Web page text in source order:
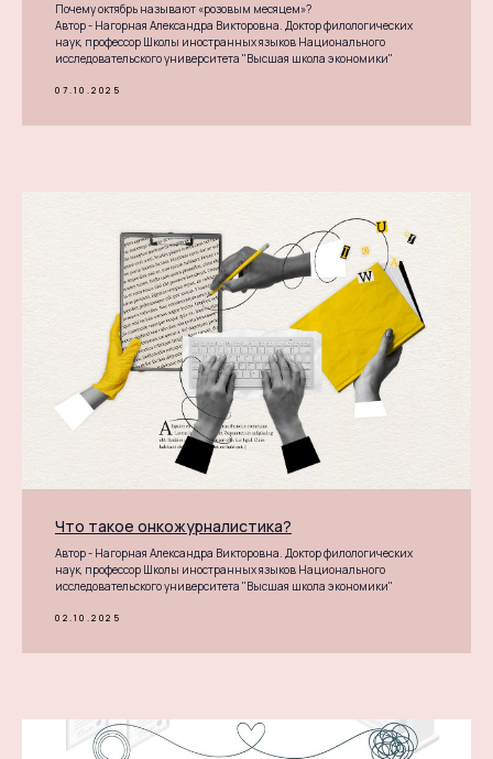
Почему октябрь называют «розовым месяцем»?
Автор - Нагорная Александра Викторовна. Доктор филологических
наук, профессор Школы иностранных языков Национального
исследовательского университета "Высшая школа экономики"
07.10.2025
Что такое онкожурналистика?
Автор - Нагорная Александра Викторовна. Доктор филологических
наук, профессор Школы иностранных языков Национального
исследовательского университета "Высшая школа экономики"
02.10.2025